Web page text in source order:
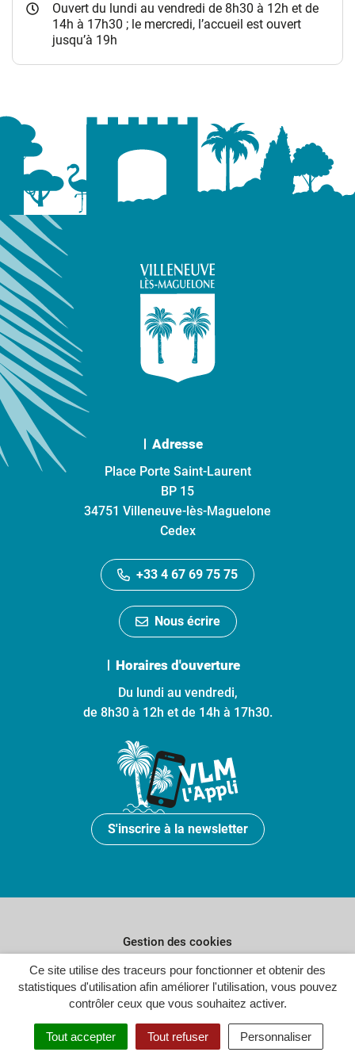
Ce site utilise des traceurs pour fonctionner et obtenir des
statistiques d'utilisation afin améliorer l'utilisation, vous pouvez
contrôler ceux que vous souhaitez activer.
Tout accepter Tout refuser Personnaliser
Ouvert du lundi au vendredi de 8h30 à 12h et de
14h à 17h30 ; le mercredi, l’accueil est ouvert
jusqu’à 19h
Adresse
Place Porte Saint-Laurent
BP 15
34751 Villeneuve-lès-Maguelone
Cedex
+33 4 67 69 75 75
Nous écrire
Horaires d'ouverture
Du lundi au vendredi,
de 8h30 à 12h et de 14h à 17h30.
S'inscrire à la newsletter
Gestion des cookies
Plan du site
Politique de confidentialité
Crédits